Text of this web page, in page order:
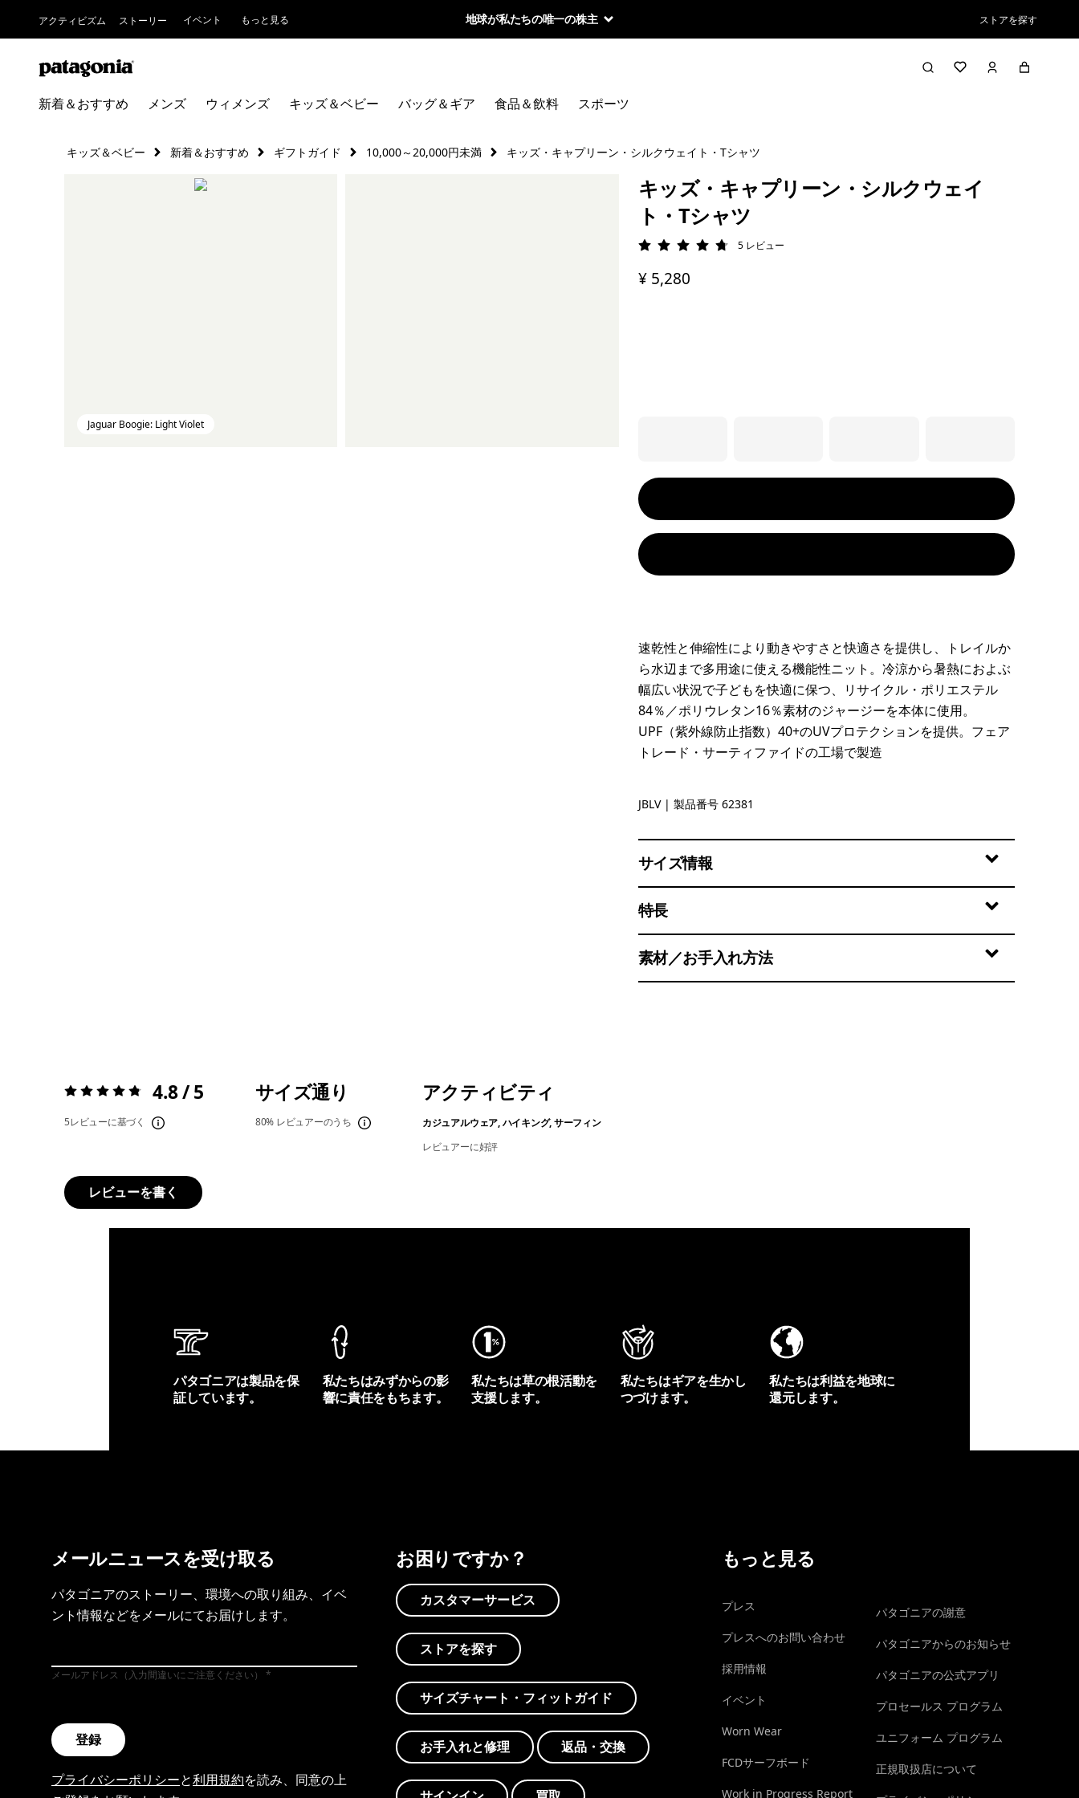
アクティビズム ストーリー イベント もっと見る 地球が私たちの唯一の株主 ストアを探す
新着＆おすすめ メンズ ウィメンズ キッズ＆ベビー バッグ＆ギア 食品＆飲料 スポーツ
キッズ＆ベビー 新着＆おすすめ ギフトガイド 10,000～20,000円未満 キッズ・キャプリーン・シルクウェイト・Tシャツ
Jaguar Boogie: Light Violet
キッズ・キャプリーン・シルクウェイ
ト・Tシャツ
評価: 4.8 / 5
5 レビュー
¥ 5,280
速乾性と伸縮性により動きやすさと快適さを提供し、トレイルか
ら水辺まで多用途に使える機能性ニット。冷涼から暑熱におよぶ
幅広い状況で子どもを快適に保つ、リサイクル・ポリエステル
84％／ポリウレタン16％素材のジャージーを本体に使用。
UPF（紫外線防止指数）40+のUVプロテクションを提供。フェア
トレード・サーティファイドの工場で製造
Jaguar Boogie: Light Violet
JBLV | 製品番号 62381
サイズ情報
特長
素材／お手入れ方法
評価:4.8 / 5 4.8 / 5
5レビューに基づく
サイズ通り
80% レビュアーのうち
アクティビティ
カジュアルウェア, ハイキング, サーフィン
レビュアーに好評
レビューを書く
パタゴニアは製品を保
証しています。
私たちはみずからの影
響に責任をもちます。
私たちは草の根活動を
支援します。
私たちはギアを生かし
つづけます。
私たちは利益を地球に
還元します。
メールニュースを受け取る
パタゴニアのストーリー、環境への取り組み、イベ
ント情報などをメールにてお届けします。
メールアドレス（入力間違いにご注意ください）
登録
プライバシーポリシーと利用規約を読み、同意の上
お困りですか？
カスタマーサービス
ストアを探す
サイズチャート・フィットガイド
お手入れと修理 返品・交換
もっと見る
プレス
プレスへのお問い合わせ
採用情報
イベント
Worn Wear
FCDサーフボード
Work in Progress Report
パタゴニアの謝意
パタゴニアからのお知らせ
パタゴニアの公式アプリ
プロセールス プログラム
ユニフォーム プログラム
正規取扱店について